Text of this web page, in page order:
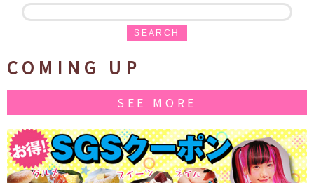
SEARCH
COMING UP
SEE MORE